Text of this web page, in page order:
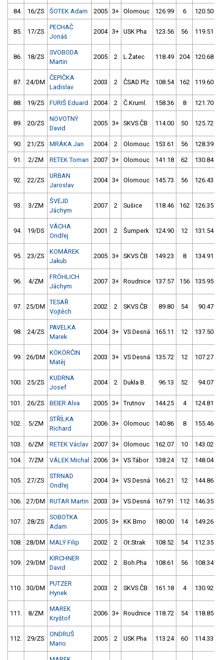
84. 16/ZS ŠOTEK Adam 2005 3+ Olomouc 126.99 6 120.50
85. 17/ZS
PECHAČ
Jonáš
2004 3+ USK Pha 123.56 56 119.51
86. 18/ZS
SVOBODA
Martin
2005 2 L.Žatec 118.49 204 120.68
87. 24/DM
ČEPIČKA
Ladislav
2003 2 ČSAD Plz 108.54 162 119.60
88. 19/ZS FURIŠ Eduard 2004 2 Č.Kruml. 158.36 8 121.70
89. 20/ZS
NOVOTNÝ
David
2005 3+ SKVS ČB 114.00 50 125.72
90. 21/ZS MRÁKA Jan 2004 2 Olomouc 153.61 56 128.39
91. 2/ZM RETEK Toman 2007 3+ Olomouc 141.18 62 130.84
92. 22/ZS
URBAN
Jaroslav
2004 3+ Olomouc 145.73 56 126.43
93. 3/ZM
ŠVEJD
Jáchym
2007 2 Sušice 118.46 162 126.35
94. 19/DS
VÁCHA
Ondřej
2001 2 Šumperk 124.90 12 131.54
95. 23/ZS
KOMÁREK
Jakub
2005 3+ SKVS ČB 149.23 8 134.91
96. 4/ZM
FRÖHLICH
Jáchym
2007 3+ Roudnice 137.57 156 135.95
97. 25/DM
TESAŘ
Vojtěch
2002 2 SKVS ČB 89.80 54 90.47
98. 24/ZS
PAVELKA
Marek
2004 3+ VS Desná 165.11 12 137.50
99. 26/DM
KÖKÖRČIN
Matěj
2003 3+ VS Desná 135.72 12 107.27
100. 25/ZS
KUDRNA
Josef
2004 2 Dukla B. 96.13 52 94.07
101. 26/ZS BEIER Alva 2005 3+ Trutnov 144.25 4 124.81
102. 5/ZM
STŘÍLKA
Richard
2006 3+ Olomouc 140.86 8 155.46
103. 6/ZM RETEK Václav 2007 3+ Olomouc 162.07 10 143.02
104. 7/ZM VÁLEK Michal 2006 3+ VS Tábor 138.24 12 148.04
105. 27/ZS
STRNAD
Ondřej
2004 3+ VS Desná 166.21 12 144.86
106. 27/DM RUTAR Martin 2003 3+ VS Desná 167.91 112 146.35
107. 28/ZS
SOBOTKA
Adam
2005 3+ KK Brno 180.00 14 149.26
108. 28/DM MALÝ Filip 2002 2 Ot.Strak 108.52 54 112.35
109. 29/DM
KIRCHNER
David
2002 2 Boh.Pha 108.61 56 108.34
110. 30/DM
PUTZER
Hynek
2003 2 SKVS ČB 161.18 4 130.92
111. 8/ZM
MAREK
Kryštof
2006 3+ Roudnice 118.72 54 118.85
112. 29/ZS
ONDRUŠ
Mario
2005 2 USK Pha 113.24 60 114.33